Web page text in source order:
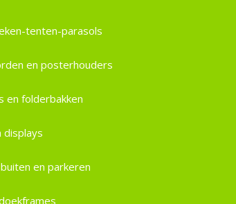
tenten-parasols
en posterhouders
en folderbakken
displays
en parkeren